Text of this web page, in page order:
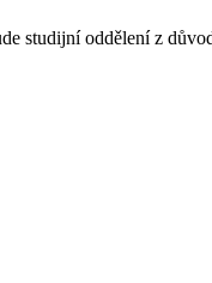
studijní oddělení z